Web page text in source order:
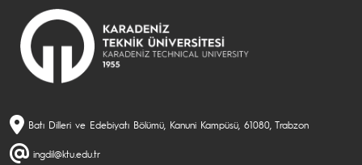
Batı Dilleri ve Edebiyatı Bölümü, Kanuni Kampüsü, 61080, Trabzon
ingdil@ktu.edu.tr